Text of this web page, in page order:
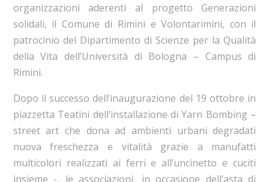
organizzazioni aderenti al progetto Generazioni
solidali, il Comune di Rimini e Volontarimini, con il
patrocinio del Dipartimento di Scienze per la Qualità
della Vita dell’Università di Bologna – Campus di
Rimini.
Dopo il successo dell’inaugurazione del 19 ottobre in
piazzetta Teatini dell’installazione di Yarn Bombing –
street art che dona ad ambienti urbani degradati
nuova freschezza e vitalità grazie a manufatti
multicolori realizzati ai ferri e all’uncinetto e cuciti
insieme -, le associazioni, in occasione dell’asta di